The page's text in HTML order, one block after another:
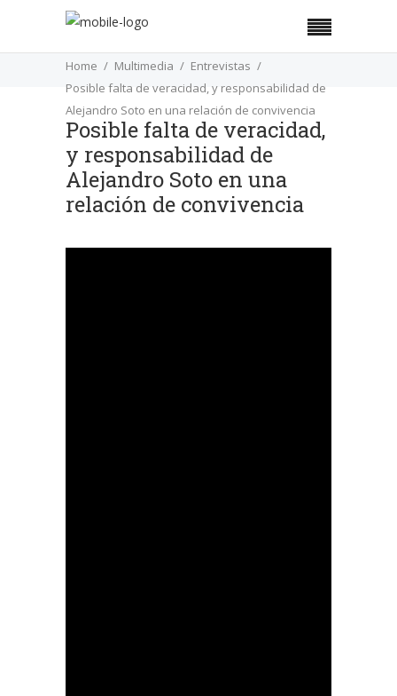
Home Multimedia
Entrevistas
Posible falta de veracidad, y responsabilidad de
Alejandro Soto en una relación de convivencia
Posible falta de veracidad,
y responsabilidad de
Alejandro Soto en una
relación de convivencia